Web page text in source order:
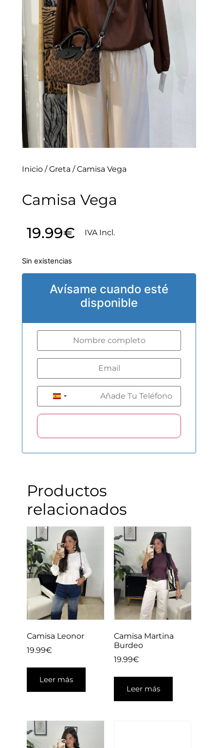
Inicio/Greta / Camisa Vega
Camisa Vega
19.99€ IVA Incl.
Sin existencias
Avísame cuando esté
disponible
Spain +34
Productos
relacionados
Camisa Leonor
19.99€
Leer más
Camisa Martina
Burdeo
19.99€
Leer más